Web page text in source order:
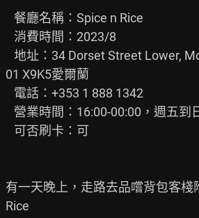
01 X9K5愛爾蘭
有一天晚上，走路去品嚐背包客棧
Rice